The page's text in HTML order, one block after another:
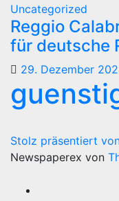
Uncategorized
Reggio
für deutsche
29. Dezember
Stolz präsentiert
Newspaperex von